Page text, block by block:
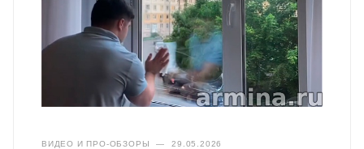
ВИДЕО И ПРО-ОБЗОРЫ — 29.05.2026